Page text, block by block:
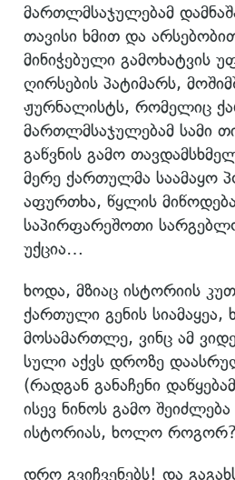
მართლმსაჯულებამ
თავისი ხმით და
მინიჭებული გამოხატვის
ღირსების პატიმარს,
ჟურნალისტს, რომელიც
მართლმსაჯულებამ სამი
გაწვნის გამო
მერე ქართულმა საამაყო
აფურთხა, წყლის
საპირფარეშოთი
უქცია…
ხოდა, მზიაც ისტორიის
ქართული გენის
მოსამართლე, ვინც ამ
სული აქვს დროზე
(რადგან განაჩენი
ისევ ნინოს გამო
ისტორიას, ხოლო როგორ?
დრო გვიჩვენებს! და